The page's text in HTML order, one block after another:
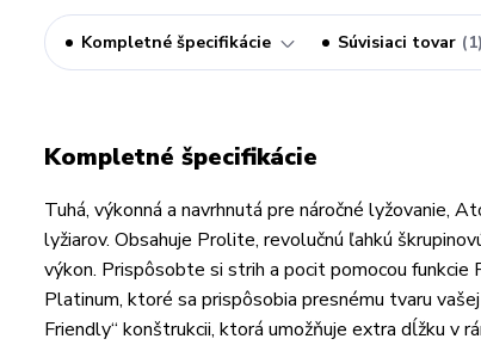
Kompletné špecifikácie Súvisiaci tovar 1
Kompletné špecifikácie
Tuhá, výkonná a navrhnutá pre náročné lyžovanie,
lyžiarov. Obsahuje Prolite, revolučnú ľahkú
výkon. Prispôsobte si strih a pocit pomocou
Platinum, ktoré sa prispôsobia presnému tvaru
Friendly“ konštrukcii, ktorá umožňuje extra dĺžku v